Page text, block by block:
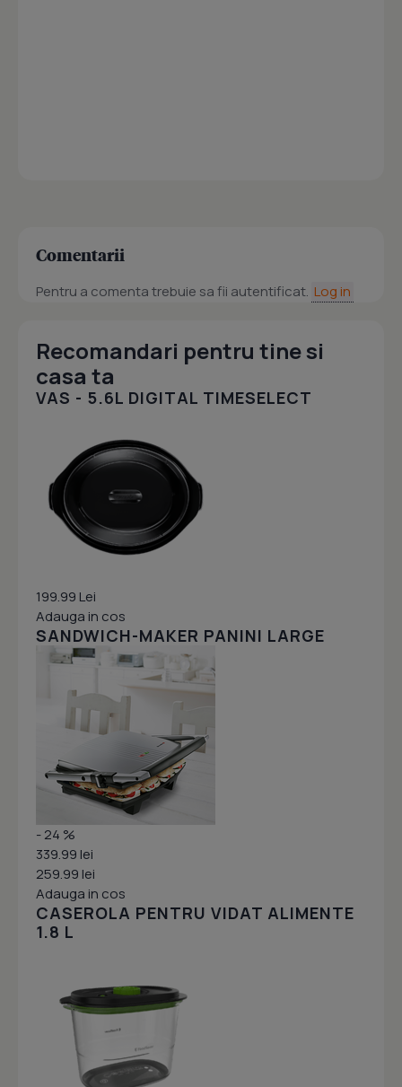
Comentarii
Pentru a comenta trebuie sa fii autentificat. Log in
Recomandari pentru tine si
casa ta
VAS - 5.6L DIGITAL TIMESELECT
199.99 Lei
Adauga in cos
SANDWICH-MAKER PANINI LARGE
- 24 %
339.99 lei
259.99 lei
Adauga in cos
CASEROLA PENTRU VIDAT ALIMENTE
1.8 L